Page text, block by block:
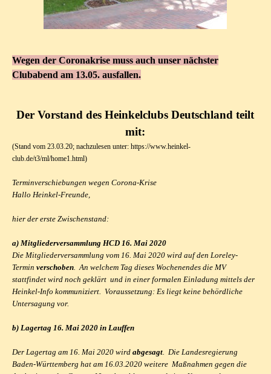
Wegen der Coronakrise muss auch unser nächster
Clubabend am 13.05. ausfallen.
Der Vorstand des Heinkelclubs Deutschland teilt
mit:
(Stand vom 23.03.20; nachzulesen unter: https://www.heinkel-
club.de/t3/ml/home1.html)
Terminverschiebungen wegen Corona-Krise
Hallo Heinkel-Freunde,
hier der erste Zwischenstand:
a) Mitgliederversammlung HCD 16. Mai 2020
Die Mitgliederversammlung vom 16. Mai 2020 wird auf den Loreley-
Termin verschoben . An welchem Tag dieses Wochenendes die MV
stattfindet wird noch geklärt und in einer formalen Einladung mittels der
Heinkel-Info kommuniziert. Voraussetzung: Es liegt keine behördliche
Untersagung vor.
b) Lagertag 16. Mai 2020 in Lauffen
Der Lagertag am 16. Mai 2020 wird abgesagt . Die Landesregierung
Baden-Württemberg hat am 16.03.2020 weitere Maßnahmen gegen die